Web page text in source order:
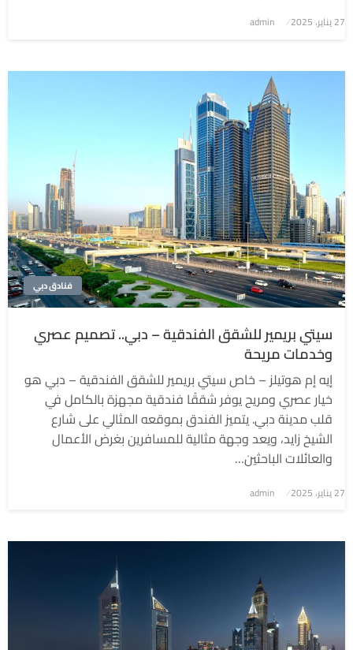
نُشر
27 يناير، 2025 admin
فنادق دبي
سيتي بريمير للشقق الفندقية – دبي.. تصميم عصري
وخدمات مريحة
إيه إم هوتيلز – خاص سيتي بريمير للشقق الفندقية – دبي هو
خيار عصري ومريح يوفر شققًا فندقية مجهزة بالكامل في
قلب مدينة دبي. يتميز الفندق بموقعه المثالي على شارع
الشيخ زايد، ويعد وجهة مثالية للمسافرين بغرض الأعمال
والعائلات الباحثين…
نُشر
27 يناير، 2025 admin